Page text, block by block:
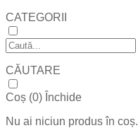
CATEGORII
CĂUTARE
Coș (0) Închide
Nu ai niciun produs în coș.